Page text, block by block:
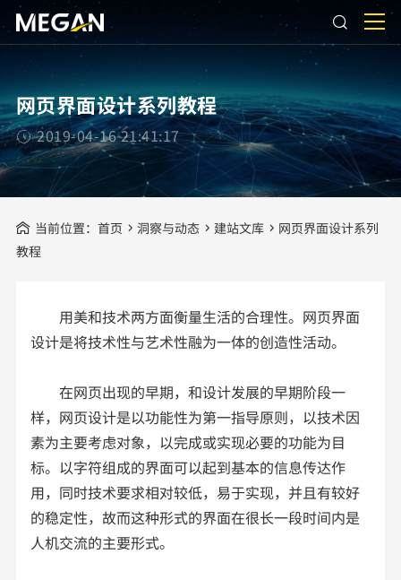
网页界面设计系列教程
2019-04-16 21:41:17
当前位置： 首页 洞察与动态 建站文库
网页界面设计系列
教程
用美和技术两方面衡量生活的合理性。网页界面
设计是将技术性与艺术性融为一体的创造性活动。
在网页出现的早期，和设计发展的早期阶段一
样，网页设计是以功能性为第一指导原则，以技术因
素为主要考虑对象，以完成或实现必要的功能为目
标。以字符组成的界面可以起到基本的信息传达作
用，同时技术要求相对较低，易于实现，并且有较好
的稳定性，故而这种形式的界面在很长一段时间内是
人机交流的主要形式。